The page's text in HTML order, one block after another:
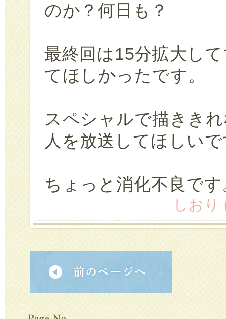
のか？何日も？
最終回は15分拡大し
てほしかったです。
スペシャルで描きき
人を放送してほしい
ちょっと消化不良です
しお